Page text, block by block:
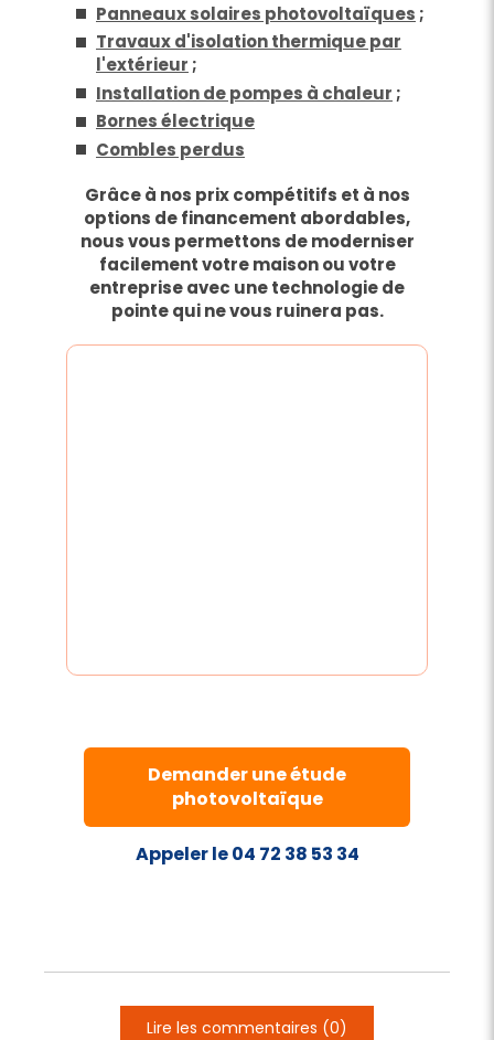
Panneaux solaires photovoltaïques ;
Travaux d'isolation thermique par
l'extérieur ;
Installation de pompes à chaleur ;
Bornes électrique
Combles perdus
Grâce à nos prix compétitifs et à nos
options de financement abordables,
nous vous permettons de moderniser
facilement votre maison ou votre
entreprise avec une technologie de
pointe qui ne vous ruinera pas.
Demander une étude
photovoltaïque
Appeler le 04 72 38 53 34
Lire les commentaires (0)